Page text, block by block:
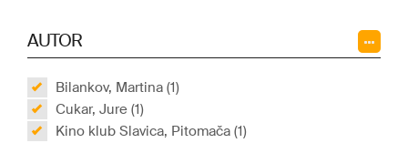
AUTOR
Bilankov, Martina (1)
Cukar, Jure (1)
Kino klub Slavica, Pitomača (1)